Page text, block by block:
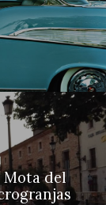
Mota del